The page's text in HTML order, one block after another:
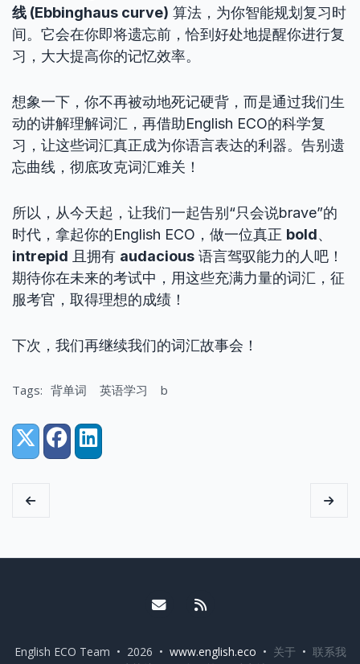
线 (Ebbinghaus curve) 算法，为你智能规划复习时
间。它会在你即将遗忘前，恰到好处地提醒你进行复
习，大大提高你的记忆效率。
想象一下，你不再被动地死记硬背，而是通过我们生
动的讲解理解词汇，再借助English ECO的科学复
习，让这些词汇真正成为你语言表达的利器。告别遗
忘曲线，彻底攻克词汇难关！
所以，从今天起，让我们一起告别“只会说brave”的
时代，拿起你的English ECO，做一位真正 bold、
intrepid 且拥有 audacious 语言驾驭能力的人吧！
期待你在未来的考试中，用这些充满力量的词汇，征
服考官，取得理想的成绩！
下次，我们再继续我们的词汇故事会！
Tags: 背单词 英语学习 b
Share:
X (Twitter)
FacebookLinkedIn
Email me
English ECO Team • 2026 • www.english.eco • 关于 • 联系我